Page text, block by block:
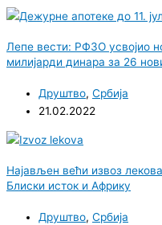
Лепе вести: РФЗО усвојио
милијарди динара за 26
Друштво, Србија
21.02.2022
Најављен већи извоз
Блиски исток и Африку
Друштво, Србија